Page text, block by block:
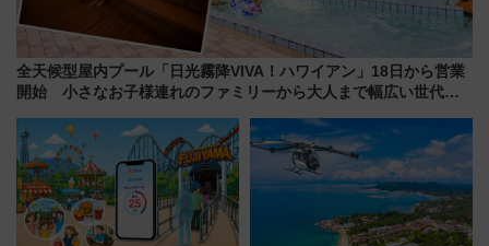
全天候型屋内プール「日光霧降VIVA！ハワイアン」18日から営業
開始 小さなお子様連れのファミリーから大人まで幅広い世代が